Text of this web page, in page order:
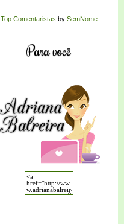
Top Comentaristas by SemNome
Para você